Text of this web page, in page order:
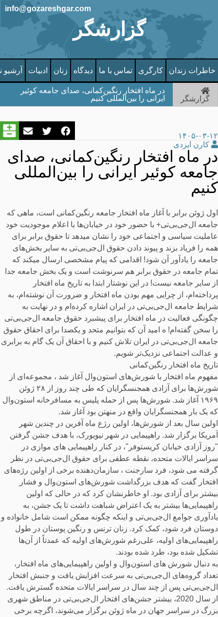
گزارشگر
info@gozareshgar.com
خاطرات زندان کارگری تماس با ما دیدگاه زنان ادبیات آرشیو
گزارشگر
در ماه افتخار رنگین‌کمانی، صدای جامعه کوئیر
ایرانی را بین‌المللی کنیم
۱۴۰۵-۰۳-۱۲
کارن ایزدی
در ماه افتخار رنگین‌کمانی، صدای
جامعه کوئیر ایرانی را بین‌المللی
کنیم
اول ژوئن برابر با آغاز ماه افتخار جامعه رنگین‌کمانی است، ماهی که
جامعه ال‌جی‌بی‌تی‌+ با حضور خود در خیابان‌ها با اعلام موجودیت خود
عاملیت سیاسی و اجتماعی خود را نشان میدهد تا حقوق برابر برای
همه را فریاد بزند و پیوند دادن حقوق ال‌جی‌بی‌تی‌ به سایر بخش‌های
جامعه را یادآور آن شود! اقدامی که پیام مشخصی ارسال میکند که
تمام جامعه در حقوق برابر هم سرنوشت است و یک بخش جامعه جدا
از سایر جامعه نیست! در این نوشتار ابتدا به تاریخ ماه افتخار
پرداخته‌ام، از چرایی مهم بودن ماه افتخار و ضرورت آن نوشته‌ام، به
شرایط جامعه ال‌جی‌بی‌تی در ایران اشاره کرده‌ام و در نهایت به
چگونگی فعالیت در ماه افتخار برای پیشبرد حقوق جامعه ال‌جی‌بی‌تی
را سخن گفته‌ام! ه امید آن که بتوانیم متحد و یکصدا برای احقاق حقوق
جامعه ال‌جی‌بی‌تی در ایران تلاش کنیم و با احقاق آن یک گام به برابری
و عدالت اجتماعی نزدیک‌تر شویم.
تاریخ ماه افتخار رنگین‌کمانی
مفهوم ماه افتخار با شورش‌های استون‌وال آغاز شد ، مجموعه‌ای از
شورش‌ها برای آزادی همجنسگرایان که طی چند روز از ۲۸ ژوئن
۱۹۶۹ آغاز شد. شورش‌ها پس از حمله پلیس به مسافرخانه استون‌وال
که یک بار همجنسگرایان واقع در منهتن بود آغاز شد.
اولین سال بعد از شورش‌ها، اولین رژع ماه آفرین در چندین شهر
آمریکا برگزار شد. راهپیمایی در شهر نیویورک، با هدف جشن گرفتن
"روز آزادی خیابان کریستوفر"، در کنار راهپیمایی های موازی در
سراسر ایالات متحده، نقطه عطفی برای حقوق ال‌جی‌بی‌تی‌ در نظر
گرفته می شود، فرد سارجنت ، سازمان‌دهنده برخی از اولین رژه‌های
افتخار گفت که هدف بزرگداشت شورش‌های استون‌وال و فشار
بیشتر برای آزادی بود. او خاطرنشان کرد که در حالی که اولین
راهپیمایی‌ها بیشتر به یک اعتراض شباهت داشت تا یک جشن، به
یادآوری جوامع ال‌جی‌بی‌تی‌ و اینکه چگونه ممکن است شامل خانواده و
دوستان فرد شود، کمک کرد. زنان ترنس و رنگین پوستان در طول
راهپیمایی‌های اولیه، علی‌رغم شورش‌های اولیه که عمدتاً از آن‌ها
تشکیل شده بود، طرد شده بودند.
به دنبال شورش های استون‌وال و اولین راهپیمایی‌های ماه افتخار،
تعداد گروه‌های ال‌جی‌بی‌تی‌ به سرعت افزایش یافت و جنبش افتخار
ال‌جی‌بی‌تی‌ پس از چند سال در سراسر ایالات متحده گسترش یافت.
از سال 2020، بیشتر جشن‌های افتخار ال‌جی‌بی‌تی‌ در مناطق شهری
بزرگ در سراسر جهان در ماه ژوئن برگزار می‌شوند، اگرچه برخی